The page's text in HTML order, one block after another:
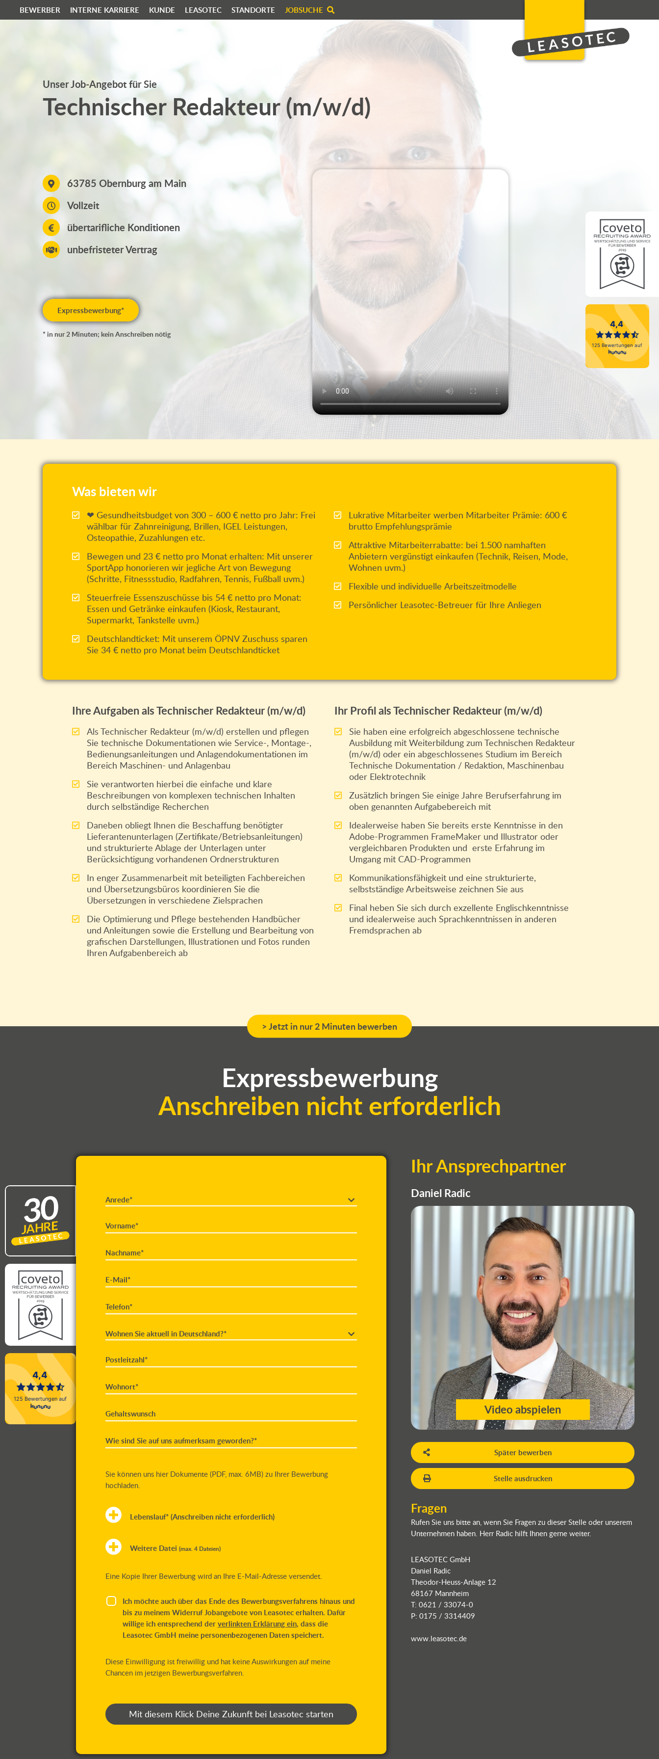
BEWERBER INTERNE KARRIERE KUNDE LEASOTEC STANDORTE JOBSUCHE
Unser Job-Angebot für Sie
Technischer Redakteur (m/w/d)
63785 Obernburg am Main
Vollzeit
übertarifliche Konditionen
unbefristeter Vertrag
Expressbewerbung*
* in nur 2 Minuten; kein Anschreiben nötig
Was bieten wir
❤ Gesundheitsbudget von 300 – 600 € netto pro Jahr: Frei
wählbar für Zahnreinigung, Brillen, IGEL Leistungen,
Osteopathie, Zuzahlungen etc.
Bewegen und 23 € netto pro Monat erhalten: Mit unserer
SportApp honorieren wir jegliche Art von Bewegung
(Schritte, Fitnessstudio, Radfahren, Tennis, Fußball uvm.)
Steuerfreie Essenszuschüsse bis 54 € netto pro Monat:
Essen und Getränke einkaufen (Kiosk, Restaurant,
Supermarkt, Tankstelle uvm.)
Deutschlandticket: Mit unserem ÖPNV Zuschuss sparen
Sie 34 € netto pro Monat beim Deutschlandticket
Lukrative Mitarbeiter werben Mitarbeiter Prämie: 600 €
brutto Empfehlungsprämie
Attraktive Mitarbeiterrabatte: bei 1.500 namhaften
Anbietern vergünstigt einkaufen (Technik, Reisen, Mode,
Wohnen uvm.)
Flexible und individuelle Arbeitszeitmodelle
Persönlicher Leasotec-Betreuer für Ihre Anliegen
Ihre Aufgaben als Technischer Redakteur (m/w/d)
Als Technischer Redakteur (m/w/d) erstellen und pflegen
Sie technische Dokumentationen wie Service-, Montage-,
Bedienungsanleitungen und Anlagendokumentationen im
Bereich Maschinen- und Anlagenbau
Sie verantworten hierbei die einfache und klare
Beschreibungen von komplexen technischen Inhalten
durch selbständige Recherchen
Daneben obliegt Ihnen die Beschaffung benötigter
Lieferantenunterlagen (Zertifikate/Betriebsanleitungen)
und strukturierte Ablage der Unterlagen unter
Berücksichtigung vorhandenen Ordnerstrukturen
In enger Zusammenarbeit mit beteiligten Fachbereichen
und Übersetzungsbüros koordinieren Sie die
Übersetzungen in verschiedene Zielsprachen
Die Optimierung und Pflege bestehenden Handbücher
und Anleitungen sowie die Erstellung und Bearbeitung von
grafischen Darstellungen, Illustrationen und Fotos runden
Ihren Aufgabenbereich ab
Ihr Profil als Technischer Redakteur (m/w/d)
Sie haben eine erfolgreich abgeschlossene technische
Ausbildung mit Weiterbildung zum Technischen Redakteur
(m/w/d) oder ein abgeschlossenes Studium im Bereich
Technische Dokumentation / Redaktion, Maschinenbau
oder Elektrotechnik
Zusätzlich bringen Sie einige Jahre Berufserfahrung im
oben genannten Aufgabebereich mit
Idealerweise haben Sie bereits erste Kenntnisse in den
Adobe-Programmen FrameMaker und Illustrator oder
vergleichbaren Produkten und erste Erfahrung im
Umgang mit CAD-Programmen
Kommunikationsfähigkeit und eine strukturierte,
selbstständige Arbeitsweise zeichnen Sie aus
Final heben Sie sich durch exzellente Englischkenntnisse
und idealerweise auch Sprachkenntnissen in anderen
Fremdsprachen ab
> Jetzt in nur 2 Minuten bewerben
Expressbewerbung
Anschreiben nicht erforderlich
Anrede*
Vorname*
Nachname*
E-Mail*
Telefon*
Wohnen Sie aktuell in Deutschland?*
Postleitzahl*
Wohnort*
Gehaltswunsch
Wie sind Sie auf uns aufmerksam geworden?*
Sie können uns hier Dokumente (PDF, max. 6MB) zu Ihrer Bewerbung
hochladen.
Lebenslauf* (Anschreiben nicht erforderlich)
Weitere Datei (max. 4 Dateien)
Eine Kopie Ihrer Bewerbung wird an Ihre E-Mail-Adresse versendet.
Ich möchte auch über das Ende des Bewerbungsverfahrens hinaus und
bis zu meinem Widerruf Jobangebote von Leasotec erhalten. Dafür
willige ich entsprechend derverlinkten Erklärung ein, dass die
Leasotec GmbH meine personenbezogenen Daten speichert.
Diese Einwilligung ist freiwillig und hat keine Auswirkungen auf meine
Chancen im jetzigen Bewerbungsverfahren.
Ihr Ansprechpartner
Daniel Radic
Video abspielen
Später bewerben
Stelle ausdrucken
Fragen
Rufen Sie uns bitte an, wenn Sie Fragen zu dieser Stelle oder unserem
Unternehmen haben. Herr Radic hilft Ihnen gerne weiter.
LEASOTEC GmbH
Daniel Radic
Theodor-Heuss-Anlage 12
68167 Mannheim
T: 0621 / 33074-0
P: 0175 / 3314409
www.leasotec.de